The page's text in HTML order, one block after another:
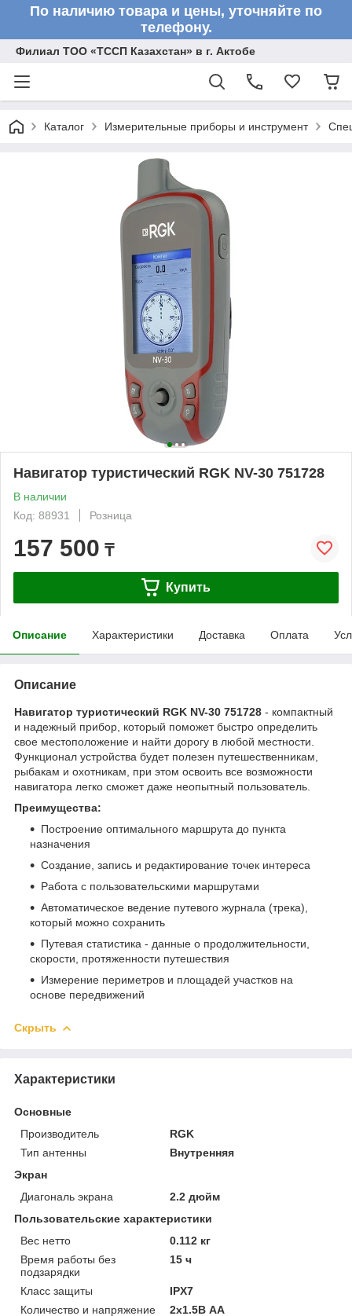
По наличию товара и цены, уточняйте по
телефону.
Филиал ТОО «ТССП Казахстан» в г. Актобе
Каталог Измерительные приборы и инструмент
Навигатор туристический RGK NV-30 751728
В наличии
Код: 88931
Розница
157 500 ₸
Купить
Описание Характеристики Доставка Оплата
Описание
Навигатор туристический RGK NV-30 751728 - компактный
и надежный прибор, который поможет быстро определить
свое местоположение и найти дорогу в любой местности.
Функционал устройства будет полезен путешественникам,
рыбакам и охотникам, при этом освоить все возможности
навигатора легко сможет даже неопытный пользователь.
Преимущества:
Построение оптимального маршрута до пункта
назначения
Создание, запись и редактирование точек интереса
Работа с пользовательскими маршрутами
Автоматическое ведение путевого журнала (трека),
который можно сохранить
Путевая статистика - данные о продолжительности,
скорости, протяженности путешествия
Измерение периметров и площадей участков на
основе передвижений
Скрыть
Характеристики
Основные
Производитель
RGK
Тип антенны
Внутренняя
Экран
Диагональ экрана
2.2 дюйм
Пользовательские характеристики
Вес нетто
0.112 кг
Время работы без
подзарядки
15 ч
Класс защиты
IPX7
Количество и напряжение
2х1.5В AA